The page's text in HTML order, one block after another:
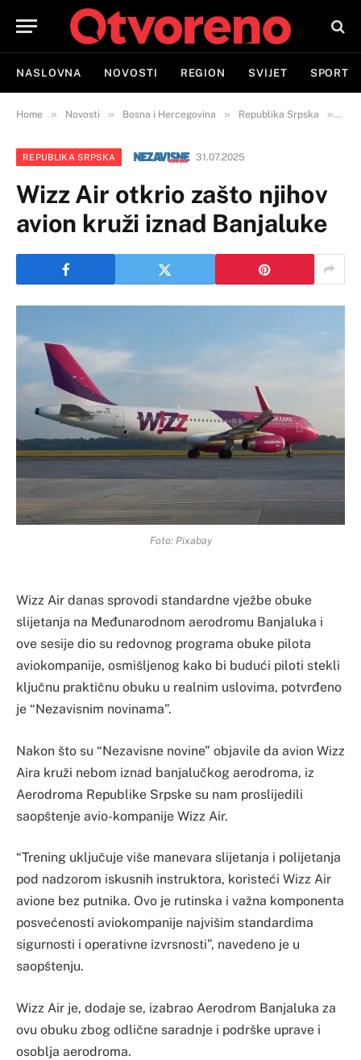
NASLOVNA NOVOSTI REGION SVIJET SPORT
Home » Novosti » Bosna i Hercegovina » Republika Srpska »
REPUBLIKA SRPSKA 31.07.2025
Wizz Air otkrio zašto njihov
avion kruži iznad Banjaluke
Foto: Pixabay
Wizz Air danas sprovodi standardne vježbe obuke
slijetanja na Međunarodnom aerodromu Banjaluka i
ove sesije dio su redovnog programa obuke pilota
aviokompanije, osmišljenog kako bi budući piloti stekli
ključnu praktičnu obuku u realnim uslovima, potvrđeno
je “Nezavisnim novinama”.
Nakon što su “Nezavisne novine” objavile da avion Wizz
Aira kruži nebom iznad banjalučkog aerodroma, iz
Aerodroma Republike Srpske su nam proslijedili
saopštenje avio-kompanije Wizz Air.
“Trening uključuje više manevara slijetanja i polijetanja
pod nadzorom iskusnih instruktora, koristeći Wizz Air
avione bez putnika. Ovo je rutinska i važna komponenta
posvećenosti aviokompanije najvišim standardima
sigurnosti i operativne izvrsnosti”, navedeno je u
saopštenju.
Wizz Air je, dodaje se, izabrao Aerodrom Banjaluka za
ovu obuku zbog odlične saradnje i podrške uprave i
osoblja aerodroma.